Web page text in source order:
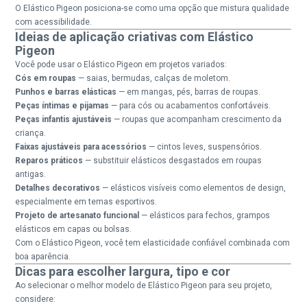
O Elástico Pigeon posiciona-se como uma opção que mistura qualidade
com acessibilidade.
Ideias de aplicação criativas com Elástico
Pigeon
Você pode usar o Elástico Pigeon em projetos variados:
Cós em roupas — saias, bermudas, calças de moletom.
Punhos e barras elásticas — em mangas, pés, barras de roupas.
Peças íntimas e pijamas — para cós ou acabamentos confortáveis.
Peças infantis ajustáveis — roupas que acompanham crescimento da
criança.
Faixas ajustáveis para acessórios — cintos leves, suspensórios.
Reparos práticos — substituir elásticos desgastados em roupas
antigas.
Detalhes decorativos — elásticos visíveis como elementos de design,
especialmente em temas esportivos.
Projeto de artesanato funcional — elásticos para fechos, grampos
elásticos em capas ou bolsas.
Com o Elástico Pigeon, você tem elasticidade confiável combinada com
boa aparência.
Dicas para escolher largura, tipo e cor
Ao selecionar o melhor modelo de Elástico Pigeon para seu projeto,
considere: